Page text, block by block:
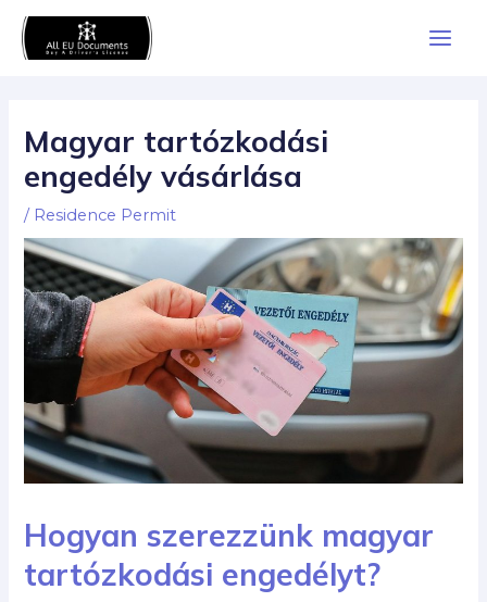
Skip
Magyar tartózkodási
engedély vásárlása
/ Residence Permit
Hogyan szerezzünk magyar
tartózkodási engedélyt?